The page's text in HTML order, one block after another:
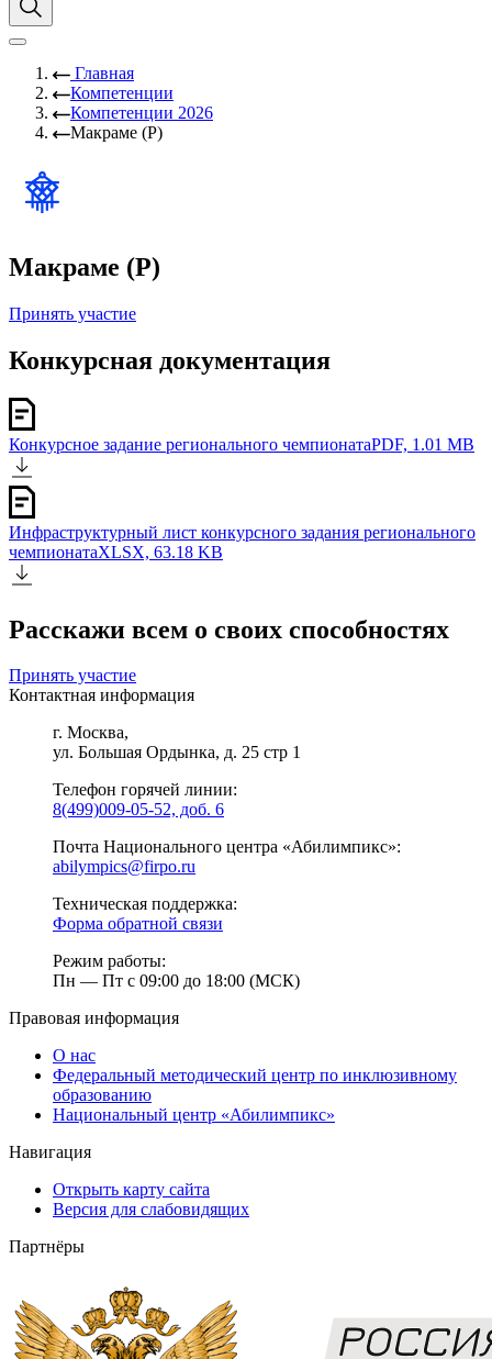
Главная
Компетенции
Компетенции 2026
Макраме (Р)
Макраме (Р)
Принять участие
Конкурсная документация
Конкурсное задание регионального чемпионатаPDF, 1.01 MB
Инфраструктурный лист конкурсного задания регионального
чемпионатаXLSX, 63.18 KB
Расскажи всем о своих способностях
Принять участие
Контактная информация
г. Москва,
ул. Большая Ордынка, д. 25 стр 1
Телефон горячей линии:
8(499)009-05-52, доб. 6
Почта Национального центра «Абилимпикс»:
abilympics@firpo.ru
Техническая поддержка:
Форма обратной связи
Режим работы:
Пн — Пт с 09:00 до 18:00 (МСК)
Правовая информация
О нас
Федеральный методический центр по инклюзивному
образованию
Национальный центр «Абилимпикс»
Навигация
Открыть карту сайта
Версия для слабовидящих
Партнёры